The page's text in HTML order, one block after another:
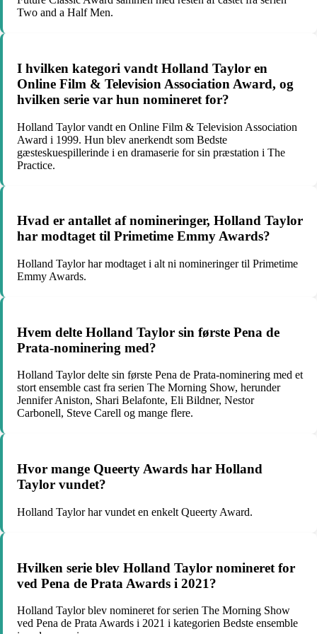
Two and a Half Men.
I hvilken kategori vandt Holland Taylor en
Online Film & Television Association Award, og
hvilken serie var hun nomineret for?
Holland Taylor vandt en Online Film & Television Association
Award i 1999. Hun blev anerkendt som Bedste
gæsteskuespillerinde i en dramaserie for sin præstation i The
Practice.
Hvad er antallet af nomineringer, Holland Taylor
har modtaget til Primetime Emmy Awards?
Holland Taylor har modtaget i alt ni nomineringer til Primetime
Emmy Awards.
Hvem delte Holland Taylor sin første Pena de
Prata-nominering med?
Holland Taylor delte sin første Pena de Prata-nominering med et
stort ensemble cast fra serien The Morning Show, herunder
Jennifer Aniston, Shari Belafonte, Eli Bildner, Nestor
Carbonell, Steve Carell og mange flere.
Hvor mange Queerty Awards har Holland
Taylor vundet?
Holland Taylor har vundet en enkelt Queerty Award.
Hvilken serie blev Holland Taylor nomineret for
ved Pena de Prata Awards i 2021?
Holland Taylor blev nomineret for serien The Morning Show
ved Pena de Prata Awards i 2021 i kategorien Bedste ensemble